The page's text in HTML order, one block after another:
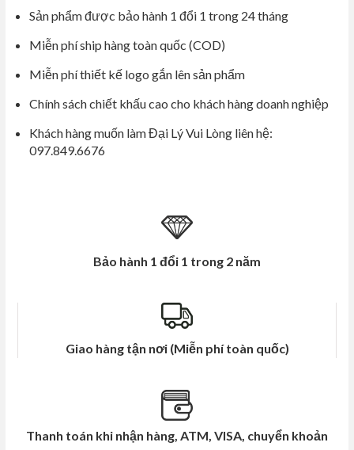
Sản phẩm được bảo hành 1 đổi 1 trong 24 tháng
Miễn phí ship hàng toàn quốc (COD)
Miễn phí thiết kế logo gắn lên sản phẩm
Chính sách chiết khấu cao cho khách hàng doanh nghiệp
Khách hàng muốn làm Đại Lý Vui Lòng liên hệ:
097.849.6676
Bảo hành 1 đổi 1 trong 2 năm
Giao hàng tận nơi (Miễn phí toàn quốc)
Thanh toán khi nhận hàng, ATM, VISA, chuyển khoản